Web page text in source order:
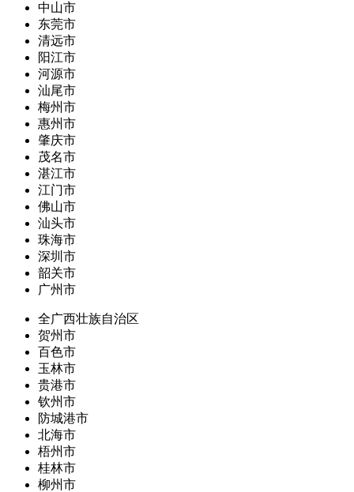
中山市
东莞市
清远市
阳江市
河源市
汕尾市
梅州市
惠州市
肇庆市
茂名市
湛江市
江门市
佛山市
汕头市
珠海市
深圳市
韶关市
广州市
全广西壮族自治区
贺州市
百色市
玉林市
贵港市
钦州市
防城港市
北海市
梧州市
桂林市
柳州市